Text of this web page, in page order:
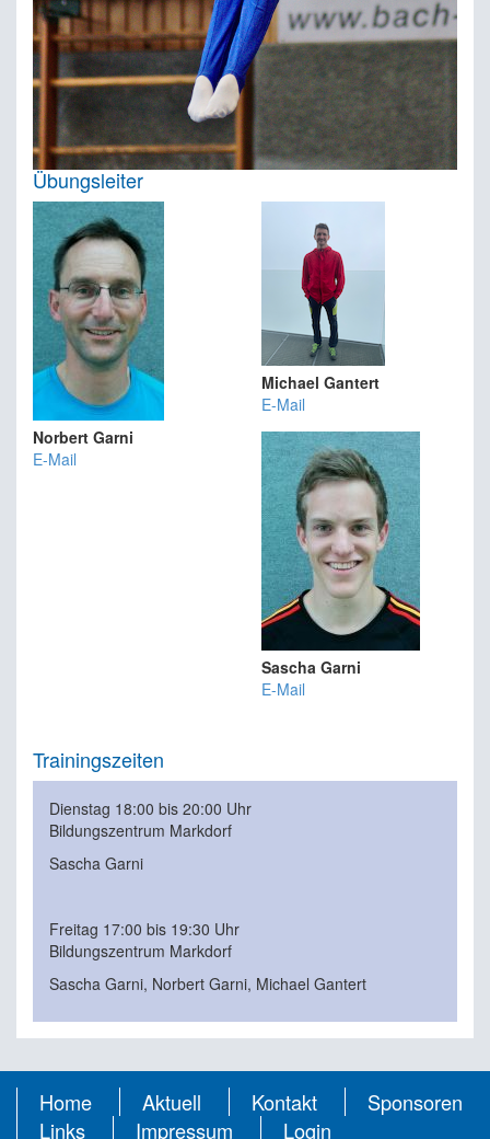
Übungsleiter
Norbert Garni
E-Mail
Michael Gantert
E-Mail
Sascha Garni
E-Mail
Trainingszeiten
Dienstag 18:00 bis 20:00 Uhr
Bildungszentrum Markdorf
Sascha Garni
Freitag 17:00 bis 19:30 Uhr
Bildungszentrum Markdorf
Sascha Garni, Norbert Garni, Michael Gantert
Home Aktuell Kontakt
Sponsoren
Links
Impressum Login